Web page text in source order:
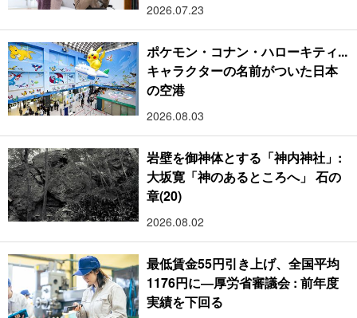
2026.07.23
ポケモン・コナン・ハローキティ...
キャラクターの名前がついた日本
の空港
2026.08.03
岩壁を御神体とする「神内神社」:
大坂寛「神のあるところへ」 石の
章(20)
2026.08.02
最低賃金55円引き上げ、全国平均
1176円に―厚労省審議会 : 前年度
実績を下回る